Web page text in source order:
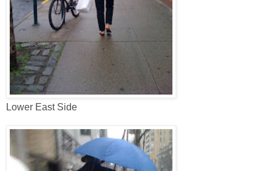
Lower East Side